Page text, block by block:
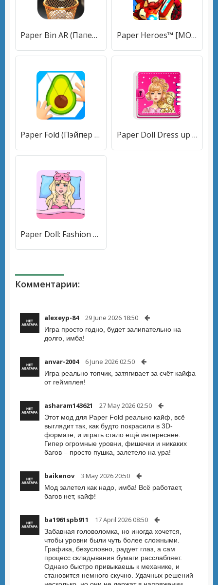
Paper Bin AR (Папер Бин) [МОД Mega Pack] APK Android Paper Heroes™️ [МОД Меню] APK Android
Paper Fold (Пэйпер Фолд) [МОД Mega Pack] APK Android Paper Doll Dress up Games [МОД Бесконечные монеты] APK Android
Paper Doll: Fashion Dress Up (Свит Пейпер Долл) [МОД Меню] APK Android
Комментарии:
alexeyp-84 29 June 2026 18:50
Игра просто годно, будет залипательно на
долго, имба!
anvar-2004 6 June 2026 02:50
Игра реально топчик, затягивает за счёт кайфа
от геймплея!
asharam143621 27 May 2026 02:50
Этот мод для Paper Fold реально кайф, всё
выглядит так, как будто покрасили в 3D-
формате, и играть стало ещё интереснее.
Гипер огромные уровни, фишечки и никаких
багов – просто пушка, залетело на ура!
baikenov 3 May 2026 20:50
Мод залетел как надо, имба! Всё работает,
багов нет, кайф!
ba1961spb911 17 April 2026 08:50
Забавная головоломка, но иногда хочется,
чтобы уровни были чуть более сложными.
Графика, безусловно, радует глаз, а сам
процесс складывания бумаги расслабляет.
Однако быстро привыкаешь к механике, и
становится немного скучно. Удачных решений